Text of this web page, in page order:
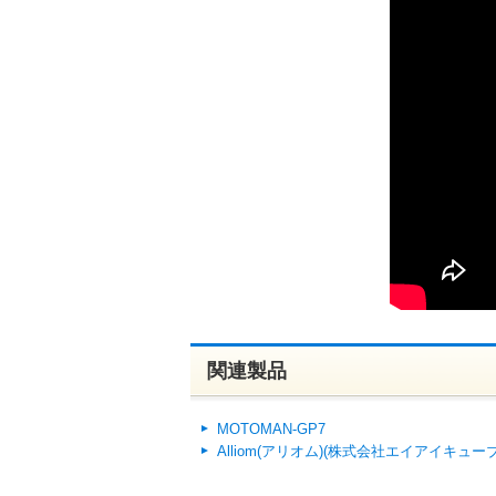
関連製品
MOTOMAN-GP7
Alliom(アリオム)(株式会社エイアイキュー